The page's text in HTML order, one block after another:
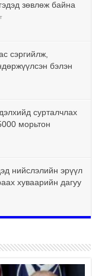
зөвлөж байна
сэргийлж,
бэлэн
сурталчлах
морьтон
нийслэлийн эрүүл
хуваарийн дагуу